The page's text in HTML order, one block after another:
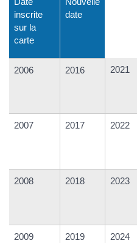
inscrite
sur la
carte
date
2006 2016 2021
2007 2017 2022
2008 2018 2023
2009 2019 2024